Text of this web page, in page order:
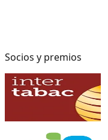
Socios y premios